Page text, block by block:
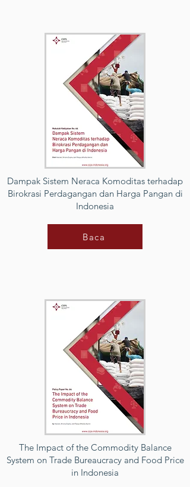
Dampak Sistem Neraca Komoditas terhadap
Birokrasi Perdagangan dan Harga Pangan di
Indonesia
Baca
The Impact of the Commodity Balance
System on Trade Bureaucracy and Food Price
in Indonesia